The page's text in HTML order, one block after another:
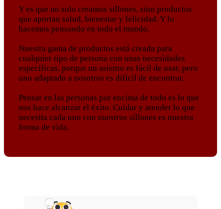
Y es que no solo creamos sillones, sino productos
que aportan salud, bienestar y felicidad. Y lo
hacemos pensando en todo el mundo.
Nuestra gama de productos está creada para
cualquier tipo de persona con unas necesidades
específicas, porque un asiento es fácil de usar, pero
uno adaptado a nosotros es difícil de encontrar.
Pensar en las personas por encima de todo es lo que
nos hace alcanzar el éxito. Cuidar y atender lo que
necesita cada uno con nuestros sillones es nuestra
forma de vida.